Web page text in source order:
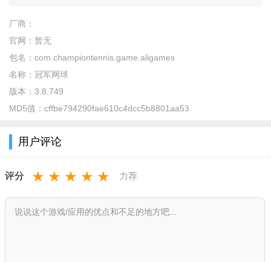
机，可与好友一起在线对战。
冠军网球游戏特色
2、连衣角的轻微飘动都呈现得那么逼真
3、采用动态捕捉和Havok物理引擎，模仿实际网球动作
4、呈现逼真的角色动态
1、支持纵横画面
厂商：
官网： 暂无
包名： com.championtennis.game.aligames
名称： 冠军网球
版本： 3.8.749
MD5值： cffbe794290fae610c4dcc5b8801aa53
用户评论
评分 ★ ★ ★ ★ ★ 力荐